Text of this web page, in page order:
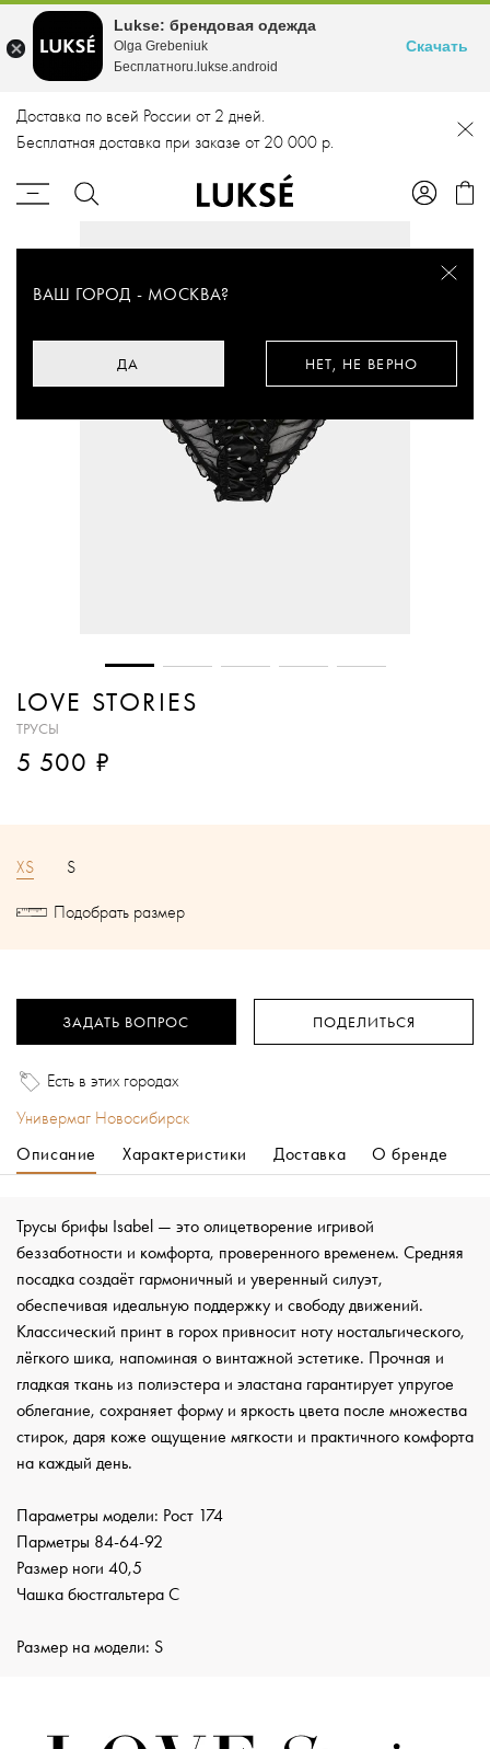
Доставка по всей России от 2 дней.
Бесплатная доставка при заказе от 20 000 р.
ВАШ ГОРОД - МОСКВА?
ДА НЕТ, НЕ ВЕРНО
LOVE STORIES
ТРУСЫ
5 500 ₽
XS
S
Подобрать размер
ЗАДАТЬ ВОПРОС ПОДЕЛИТЬСЯ
Есть в этих городах
Универмаг Новосибирск
Описание
Характеристики Доставка О бренде
Трусы брифы Isabel — это олицетворение игривой
беззаботности и комфорта, проверенного временем. Средняя
посадка создаёт гармоничный и уверенный силуэт,
обеспечивая идеальную поддержку и свободу движений.
Классический принт в горох привносит ноту ностальгического,
лёгкого шика, напоминая о винтажной эстетике. Прочная и
гладкая ткань из полиэстера и эластана гарантирует упругое
облегание, сохраняет форму и яркость цвета после множества
стирок, даря коже ощущение мягкости и практичного комфорта
на каждый день.
Параметры модели: Рост 174
Парметры 84-64-92
Размер ноги 40,5
Чашка бюстгальтера С
Размер на модели: S
Lukse: брендовая одежда
Olga Grebeniuk
Бесплатноru.lukse.android
Скачать